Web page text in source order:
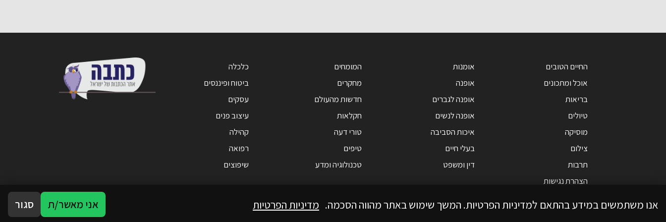
החיים הטובים
אוכל ומתכונים
בריאות
טיולים
מוסיקה
צילום
תרבות
הצהרת נגישות
אומנות
אופנה
אופנה לגברים
אופנה לנשים
איכות הסביבה
בעלי חיים
דין ומשפט
המומחים
מחקרים
חדשות מהעולם
חקלאות
טורי דעה
טיפים
טכנולוגיה ומדע
כלכלה
ביטוח ופיננסים
עסקים
עיצוב פנים
קהילה
רפואה
שיפוצים
אנו משתמשים במידע בהתאם למדיניות הפרטיות. המשך שימוש באתר מהווה הסכמה. מדיניות הפרטיות אני מאשר/ת סגור